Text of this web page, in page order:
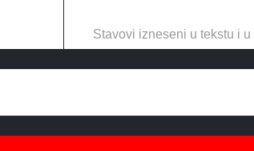
Stavovi izneseni u tekstu i